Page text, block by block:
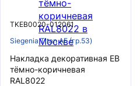
TKEB0020-012061
Siegenia Titan AF (гр.53)
Накладка декоративная EB
тёмно-коричневая
RAL8022